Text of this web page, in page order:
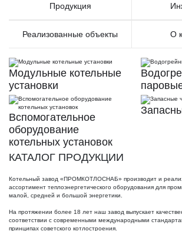
Продукция
Реализованные объекты О
Модульные котельные
установки
Вспомогательное
оборудование
котельных установок
КАТАЛОГ ПРОДУКЦИИ
Котельный завод «ПРОМКОТЛОСНАБ» производит и
ассортимент теплоэнергетического оборудования для
малой, средней и большой энергетики.
На протяжении более 18 лет наш завод выпускает
соответствии с современными международными
принципах советского котлостроения.